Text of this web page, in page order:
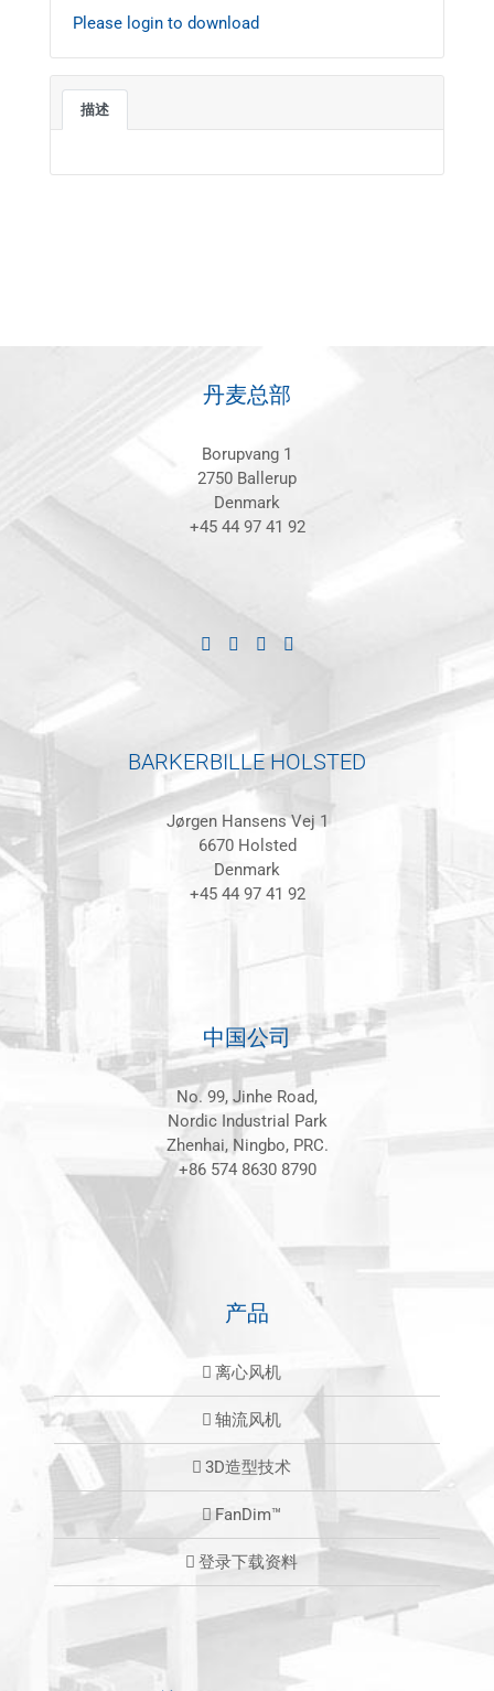
Please login to download
描述
丹麦总部
Borupvang 1
2750 Ballerup
Denmark
+45 44 97 41 92
BARKERBILLE HOLSTED
Jørgen Hansens Vej 1
6670 Holsted
Denmark
+45 44 97 41 92
中国公司
No. 99, Jinhe Road,
Nordic Industrial Park
Zhenhai, Ningbo, PRC.
+86 574 8630 8790
产品
离心风机
轴流风机
3D造型技术
FanDim™
登录下载资料